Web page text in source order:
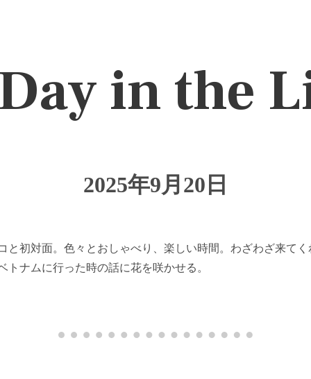
in the
2025年9月20日
と初対面。色々とおしゃべり、楽しい時間。わざわざ来て
ナムに行った時の話に花を咲かせる。